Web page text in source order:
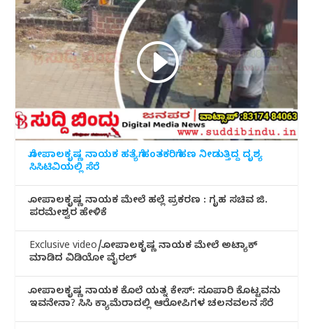
ಗೋಪಾಲಕೃಷ್ಣ ನಾಯಕ ಹತ್ಯೆಗೆ ಹಂತಕರಿಗೆ ಹಣ ನೀಡುತ್ತಿದ್ದ ದೃಶ್ಯ
ಸಿಸಿಟಿವಿಯಲ್ಲಿ ಸೆರೆ
ಗೋಪಾಲಕೃಷ್ಣ ನಾಯಕ ಮೇಲೆ ಹಲ್ಲೆ ಪ್ರಕರಣ : ಗೃಹ ಸಚಿವ ಜಿ.
ಪರಮೇಶ್ವರ ಹೇಳಿಕೆ
Exclusive video/ಗೋಪಾಲಕೃಷ್ಣ ನಾಯಕ ಮೇಲೆ ಅಟ್ಯಾಕ್
ಮಾಡಿದ ವಿಡಿಯೋ ವೈರಲ್
ಗೋಪಾಲಕೃಷ್ಣ ನಾಯಕ ಕೊಲೆ ಯತ್ನ ಕೇಸ್: ಸೂಪಾರಿ ಕೊಟ್ಟವನು
ಇವನೇನಾ? ಸಿಸಿ ಕ್ಯಾಮೆರಾದಲ್ಲಿ ಆರೋಪಿಗಳ ಚಲನವಲನ ಸೆರೆ